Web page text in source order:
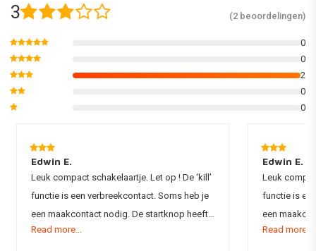
3 (2 beoordelingen)
0
0
2
0
0
Edwin E.
Leuk compact schakelaartje. Let op ! De ‘kill’
functie is een verbreekcontact. Soms heb je
een maakcontact nodig. De startknop heeft
een aretering wat een beetje ongebruikelijk is
Read more...
Edwin E.
Leuk
functie is
een
een
Read more...